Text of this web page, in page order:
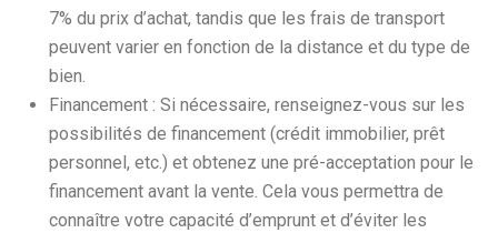
7% du prix d’achat, tandis que les frais de transport
peuvent varier en fonction de la distance et du type de
bien.
Financement : Si nécessaire, renseignez-vous sur les
possibilités de financement (crédit immobilier, prêt
personnel, etc.) et obtenez une pré-acceptation pour le
financement avant la vente. Cela vous permettra de
connaître votre capacité d’emprunt et d’éviter les